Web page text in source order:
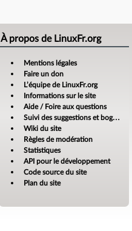
À propos de LinuxFr.org
Mentions légales
Faire un don
L’équipe de LinuxFr.org
Informations sur le site
Aide / Foire aux questions
Suivi des suggestions et bogues
Wiki du site
Règles de modération
Statistiques
API pour le développement
Code source du site
Plan du site